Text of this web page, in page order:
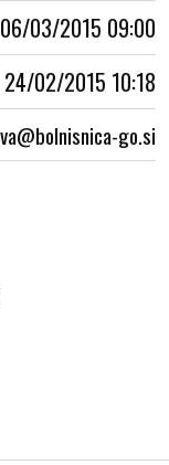
06/03/2015 09:00
24/02/2015 10:18